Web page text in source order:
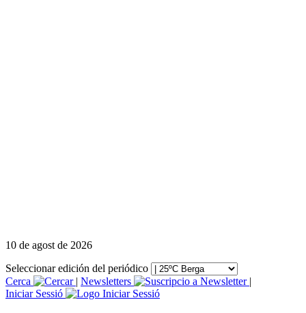
10 de agost de 2026
Seleccionar edición del periódico
Cerca
| Newsletters
|
Iniciar Sessió